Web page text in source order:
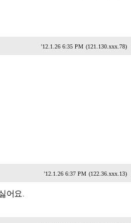
'12.1.26 6:35 PM (121.130.xxx.78)
'12.1.26 6:37 PM (122.36.xxx.13)
어요.